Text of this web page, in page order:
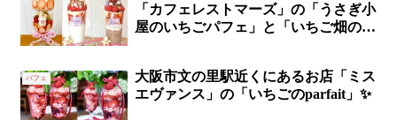
「カフェレストマーズ」の「うさぎ小
屋のいちごパフェ」と「いちご畑のキ
パフェ
大阪市文の里駅近くにあるお店「ミス
エヴァンス」の「いちごのparfait」✨